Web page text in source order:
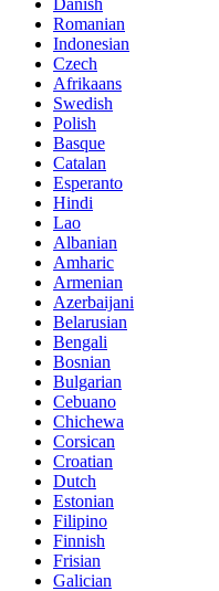
Romanian
Indonesian
Czech
Afrikaans
Swedish
Polish
Basque
Catalan
Esperanto
Hindi
Lao
Albanian
Amharic
Armenian
Azerbaijani
Belarusian
Bengali
Bosnian
Bulgarian
Cebuano
Chichewa
Corsican
Croatian
Dutch
Estonian
Filipino
Finnish
Frisian
Galician